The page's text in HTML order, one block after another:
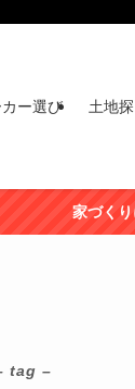
ー選び 土地
家づく
tag –